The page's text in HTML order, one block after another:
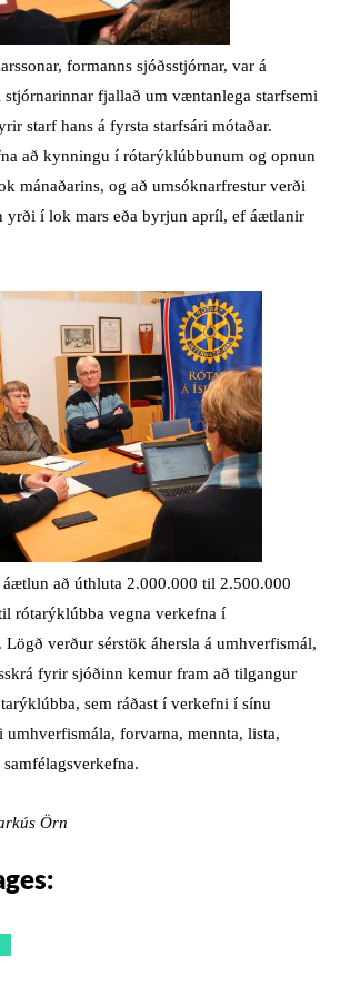
formanns sjóðsstjórnar, var á
stjórnarinnar fjallað um væntanlega starfsemi
starf hans á fyrsta starfsári mótaðar.
að kynningu í rótarýklúbbunum og opnun
mánaðarins, og að umsóknarfrestur verði
yrði í lok mars eða byrjun apríl, ef áætlanir
að úthluta 2.000.000 til 2.500.000
rótarýklúbba vegna verkefna í
verður sérstök áhersla á umhverfismál,
fyrir sjóðinn kemur fram að tilgangur
sem ráðast í verkefni í sínu
forvarna, mennta, lista,
Örn